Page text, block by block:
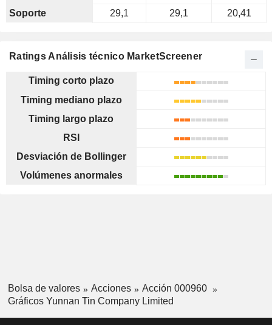
Soporte
29,1 29,1 20,41
Ratings Análisis técnico MarketScreener
Timing corto plazo
Timing mediano plazo
Timing largo plazo
RSI
Desviación de Bollinger
Volúmenes anormales
Bolsa de valores Acciones
Acción 000960
Gráficos Yunnan Tin Company Limited